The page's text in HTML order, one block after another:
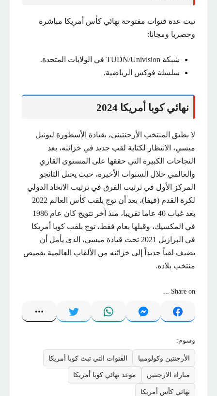
تبث عدة قنوات مفتوحة نهائي كأس أمريكا مباشرة
وحصريا ومجانا:
شبكة TUDN/Univision في الولايات المتحدة.
سلسلة فوكس الرياضية.
نهائي كوبا أمريكا 2024
لا يطيق المنتخب الأرجنتيني، بقيادة الأسطورة ليونيل
ميسي، الانتظار لكتابة لقب جديد في خزائنه، بعد
النجاحات الكبيرة التي حققها على المستوى القاري
والعالمي خلال السنوات الأخيرة، حيث يحتل التانجو
المركز الأول في ترتيب الفرق في ترتيب الاتحاد الدولي
لكرة القدم (فيفا)، بعد أن توج بلقب كأس العالم 2022
بعد غياب 40 عاما تقريبا، منذ آخر تتويج كان عام 1986
في المكسيك، وقبلها بعام فقط، توج بلقب كوبا أمريكا
في البرازيل 2021 تحت قيادة ميسي، الذي يأمل أن
يضيف لقباً جديداً إلى خزائنه من الألقاب العالمية بقميص
منتخب بلاده.
Share on ...
وسوم:
الأرجنتين وكولومبيا القنوات التي تبث كوبا أمريكا
مباراة الارجنتين موعد نهائي كوبا أمريكا
نهائي كأس أمريكا